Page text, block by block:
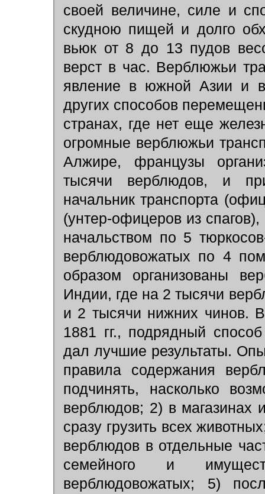
своей величине, силе и
скудною пищей и долго
вьюк от 8 до 13 пудов
верст в час. Верблюжьи
явление в южной Азии и
других способов
странах, где нет еще
огромные верблюжьи
Алжире, французы
тысячи верблюдов, и
начальник транспорта
(унтер-офицеров из
начальством по 5
верблюдовожатых по 4
образом организованы
Индии, где на 2 тысячи
и 2 тысячи нижних чинов.
1881 гг., подрядный
дал лучшие результаты.
правила содержания
подчинять, насколько
верблюдов; 2) в магазинах
сразу грузить всех
верблюдов в отдельные
семейного и
верблюдовожатых; 5)